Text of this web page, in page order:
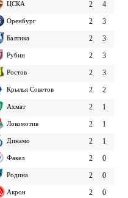
ЦСКА 2
4
Оренбург 2
3
Балтика 2
3
Рубин 2
3
Ростов 2
3
Крылья Советов 2
2
Ахмат 2
1
Локомотив 2
1
Динамо 2 1
Факел 2 0
Родина 2 0
Акрон 2 0